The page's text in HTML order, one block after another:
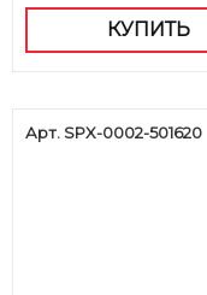
КУПИТЬ
Арт. SPX-0002-501620